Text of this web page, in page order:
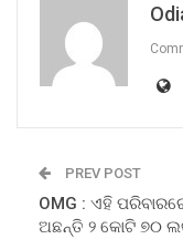
PREV POST
OMG : ଏହି
ଅଛନ୍ତି ୨ କୋଟି ୭୦